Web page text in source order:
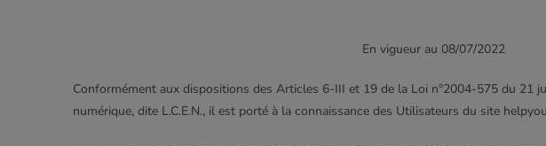
En vigueur au 08/07/2022
Conformément aux dispositions des Articles 6-III et 19 de la Loi n°2004-575 du 21
numérique, dite L.C.E.N., il est porté à la connaissance des Utilisateurs du site